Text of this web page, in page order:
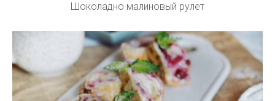
Шоколадно малиновый рулет